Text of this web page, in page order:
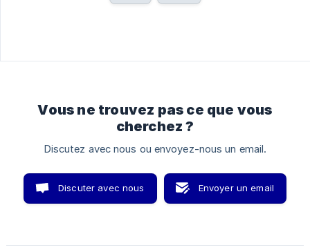
Vous ne trouvez pas ce que vous
cherchez ?
Discutez avec nous ou envoyez-nous un email.
Discuter avec nous Envoyer un email